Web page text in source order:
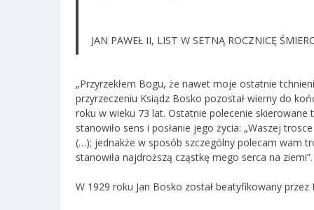
JAN PAWEŁ II, LIST W SETNĄ ROCZNICĘ
„Przyrzekłem Bogu, że nawet moje ostatnie
przyrzeczeniu Ksiądz Bosko pozostał wierny do
roku w wieku 73 lat. Ostatnie polecenie
stanowiło sens i posłanie jego życia: „Waszej
(…); jednakże w sposób szczególny polecam wam
stanowiła najdroższą cząstkę mego serca na ziemi”.
W 1929 roku Jan Bosko został beatyfikowany